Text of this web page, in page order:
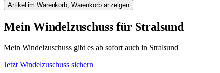
Artikel im Warenkorb, Warenkorb anzeigen
Mein Windel­zuschuss für Stralsund
Mein Windelzuschuss gibt es ab sofort auch in Stralsund
Jetzt Windelzuschuss sichern